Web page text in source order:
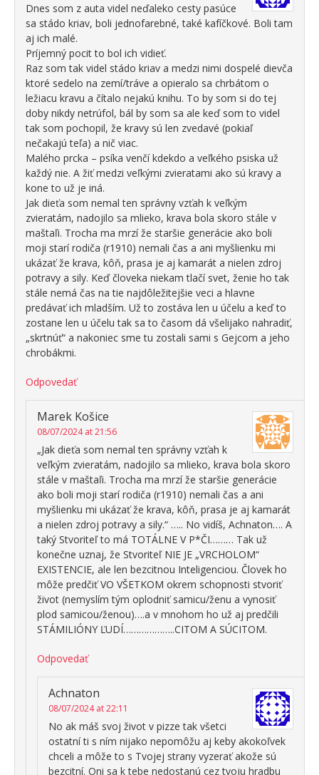
Dnes som z auta videl neďaleko cesty pasúce
sa stádo kriav, boli jednofarebné, také kafíčkové. Boli tam
aj ich malé.
Príjemný pocit to bol ich vidieť.
Raz som tak videl stádo kriav a medzi nimi dospelé dievča
ktoré sedelo na zemí/tráve a opieralo sa chrbátom o
ležiacu kravu a čítalo nejakú knihu. To by som si do tej
doby nikdy netrúfol, bál by som sa ale keď som to videl
tak som pochopil, že kravy sú len zvedavé (pokiaľ
nečakajú teľa) a nič viac.
Malého prcka – psíka venčí kdekdo a veľkého psiska už
každý nie. A žiť medzi veľkými zvieratami ako sú kravy a
kone to už je iná.
Jak dieťa som nemal ten správny vzťah k veľkým
zvieratám, nadojilo sa mlieko, krava bola skoro stále v
maštaľi. Trocha ma mrzí že staršie generácie ako boli
moji starí rodiča (r1910) nemali čas a ani myšlienku mi
ukázať že krava, kôň, prasa je aj kamarát a nielen zdroj
potravy a sily. Keď človeka niekam tlačí svet, ženie ho tak
stále nemá čas na tie najdôležitejšie veci a hlavne
predávať ich mladším. Už to zostáva len u účelu a keď to
zostane len u účelu tak sa to časom dá všelijako nahradiť,
„skrtnúť“ a nakoniec sme tu zostali sami s Gejcom a jeho
chrobákmi.
Odpovedať
Marek Košice
08/07/2024 at 21:56
„Jak dieťa som nemal ten správny vzťah k
veľkým zvieratám, nadojilo sa mlieko, krava bola skoro
stále v maštaľi. Trocha ma mrzí že staršie generácie
ako boli moji starí rodiča (r1910) nemali čas a ani
myšlienku mi ukázať že krava, kôň, prasa je aj kamarát
a nielen zdroj potravy a sily.“ ….. No vidíš, Achnaton…. A
taký Stvoriteľ to má TOTÁLNE V P*ČI……… Tak už
konečne uznaj, že Stvoriteľ NIE JE „VRCHOLOM“
EXISTENCIE, ale len bezcitnou Inteligenciou. Človek ho
môže predčiť VO VŠETKOM okrem schopnosti stvoriť
život (nemyslím tým oplodniť samicu/ženu a vynosiť
plod samicou/ženou)….a v mnohom ho už aj predčili
STÁMILIÓNY ĽUDÍ………………..CITOM A SÚCITOM.
Odpovedať
Achnaton
08/07/2024 at 22:11
No ak máš svoj život v pizze tak všetci
ostatní ti s ním nijako nepomôžu aj keby akokoľvek
chceli a môže to s Tvojej strany vyzerať akože sú
bezcitní. Oni sa k tebe nedostanú cez tvoju hradbu